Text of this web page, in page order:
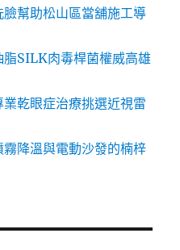
幫助松山區當舖施工導
SILK肉毒桿菌權威高雄
乾眼症治療挑選近視雷
降溫與電動沙發的楠梓